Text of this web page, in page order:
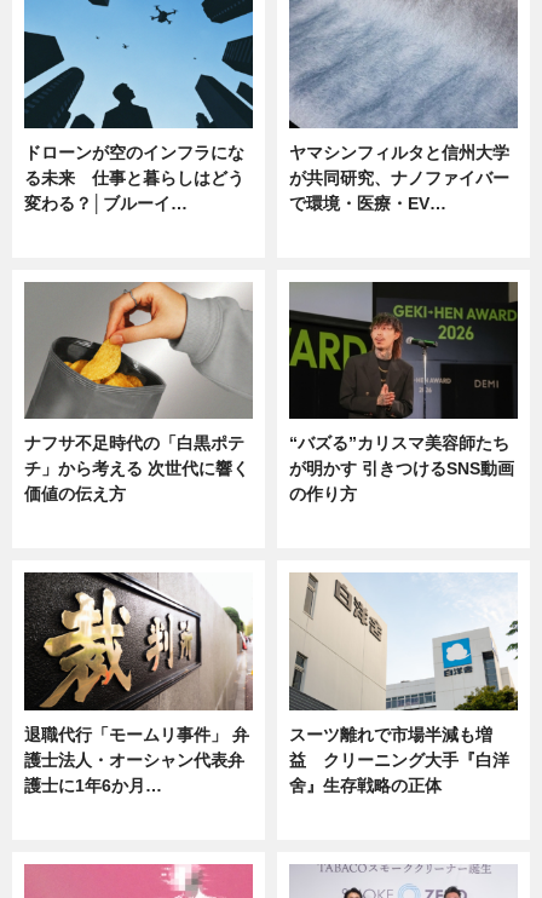
ドローンが空のインフラにな
る未来 仕事と暮らしはどう
変わる？│ブルーイ…
ヤマシンフィルタと信州大学
が共同研究、ナノファイバー
で環境・医療・EV…
ナフサ不足時代の「白黒ポテ
チ」から考える 次世代に響く
価値の伝え方
“バズる”カリスマ美容師たち
が明かす 引きつけるSNS動画
の作り方
退職代行「モームリ事件」 弁
護士法人・オーシャン代表弁
護士に1年6か月…
スーツ離れで市場半減も増
益 クリーニング大手『白洋
舍』生存戦略の正体